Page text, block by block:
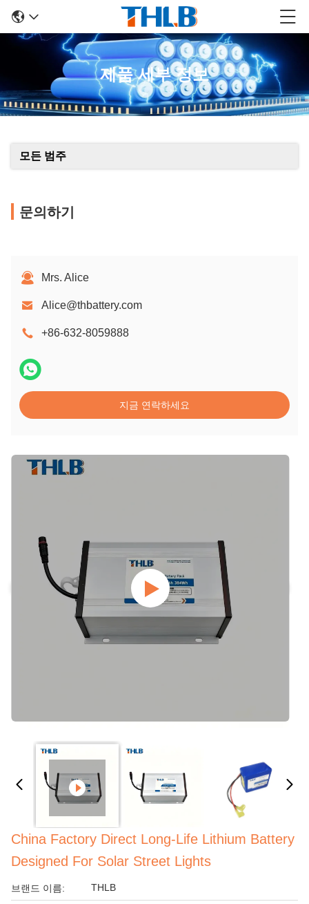
제품 세부 정보
모든 범주
문의하기
Mrs. Alice
Alice@thbattery.com
+86-632-8059888
지금 연락하세요
China Factory Direct Long-Life Lithium Battery
Designed For Solar Street Lights
브랜드 이름: THLB